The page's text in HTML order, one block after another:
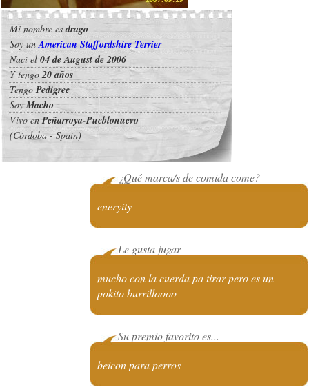
Mi nombre esdrago
Soy unAmerican Staffordshire Terrier
Nací el 04 de August de 2006
Y tengo20 años
TengoPedigree
SoyMacho
Vivo enPeñarroya-Pueblonuevo
(Córdoba - Spain)
¿Qué marca/s de comida come?
eneryity
Le gusta jugar
mucho con la cuerda pa tirar pero es un
pokito burrilloooo
Su premio favorito es...
beicon para perros